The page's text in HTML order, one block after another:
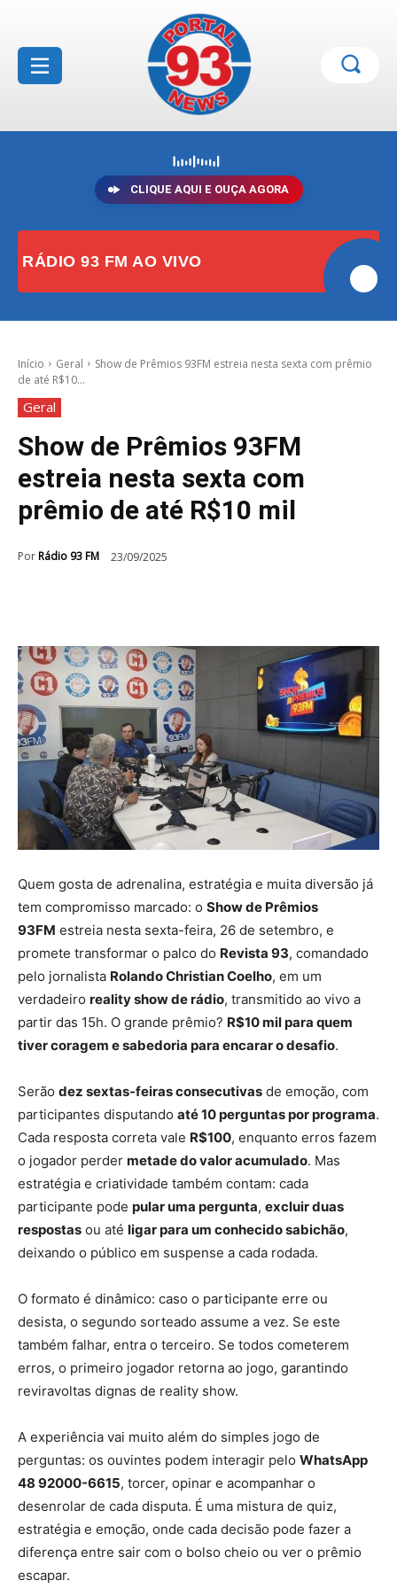
CLIQUE AQUI E OUÇA AGORA
RÁDIO 93 FM AO VIVO
Início Geral
Show de Prêmios 93FM estreia nesta sexta com prêmio
de até R$10...
Geral
Show de Prêmios 93FM
estreia nesta sexta com
prêmio de até R$10 mil
PorRádio 93 FM 23/09/2025
Quem gosta de adrenalina, estratégia e muita diversão já
tem compromisso marcado: o Show de Prêmios
93FM estreia nesta sexta-feira, 26 de setembro, e
promete transformar o palco do Revista 93, comandado
pelo jornalista Rolando Christian Coelho, em um
verdadeiro reality show de rádio, transmitido ao vivo a
partir das 15h. O grande prêmio? R$10 mil para quem
tiver coragem e sabedoria para encarar o desafio.
Serão dez sextas-feiras consecutivas de emoção, com
participantes disputando até 10 perguntas por programa.
Cada resposta correta vale R$100, enquanto erros fazem
o jogador perder metade do valor acumulado. Mas
estratégia e criatividade também contam: cada
participante pode pular uma pergunta, excluir duas
respostas ou até ligar para um conhecido sabichão,
deixando o público em suspense a cada rodada.
O formato é dinâmico: caso o participante erre ou
desista, o segundo sorteado assume a vez. Se este
também falhar, entra o terceiro. Se todos cometerem
erros, o primeiro jogador retorna ao jogo, garantindo
reviravoltas dignas de reality show.
A experiência vai muito além do simples jogo de
perguntas: os ouvintes podem interagir pelo WhatsApp
48 92000-6615, torcer, opinar e acompanhar o
desenrolar de cada disputa. É uma mistura de quiz,
estratégia e emoção, onde cada decisão pode fazer a
diferença entre sair com o bolso cheio ou ver o prêmio
escapar.